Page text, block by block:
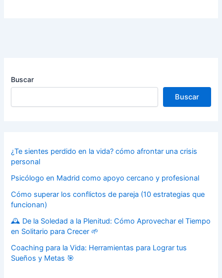
Buscar
Buscar
¿Te sientes perdido en la vida? cómo afrontar una crisis
personal
Psicólogo en Madrid como apoyo cercano y profesional
Cómo superar los conflictos de pareja (10 estrategias que
funcionan)
🕰️ De la Soledad a la Plenitud: Cómo Aprovechar el Tiempo
en Solitario para Crecer 🌱
Coaching para la Vida: Herramientas para Lograr tus
Sueños y Metas 🎯